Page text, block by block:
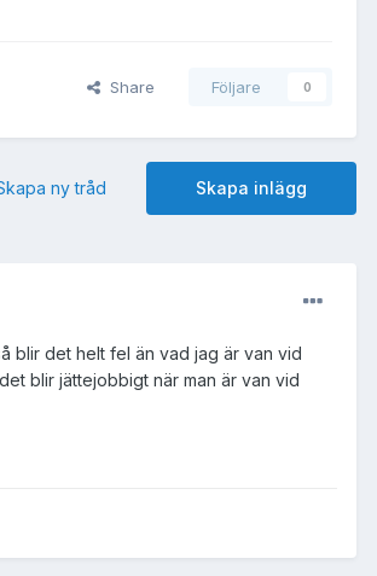
Share Följare 0
Skapa inlägg
ny tråd
blir det helt fel än vad jag är van vid
blir jättejobbigt när man är van vid